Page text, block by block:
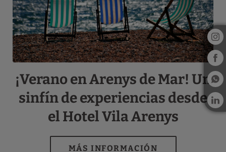
¡Verano en Arenys de Mar! Un
sinfín de experiencias desde
el Hotel Vila Arenys